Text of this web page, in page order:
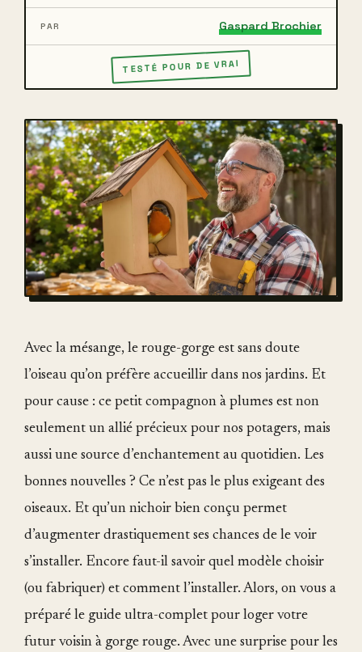
PAR Gaspard Brochier
TESTÉ POUR DE VRAI
Avec la mésange, le rouge-gorge est sans doute
l’oiseau qu’on préfère accueillir dans nos jardins. Et
pour cause : ce petit compagnon à plumes est non
seulement un allié précieux pour nos potagers, mais
aussi une source d’enchantement au quotidien. Les
bonnes nouvelles ? Ce n’est pas le plus exigeant des
oiseaux. Et qu’un nichoir bien conçu permet
d’augmenter drastiquement ses chances de le voir
s’installer. Encore faut-il savoir quel modèle choisir
(ou fabriquer) et comment l’installer. Alors, on vous a
préparé le guide ultra-complet pour loger votre
futur voisin à gorge rouge. Avec une surprise pour les